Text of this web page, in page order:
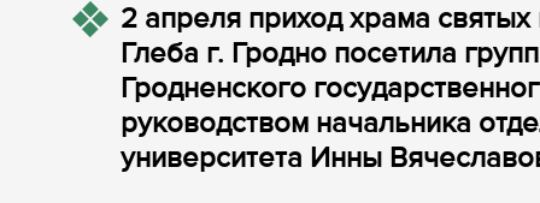
2 апреля приход храма
Глеба г. Гродно посетила
Гродненского
руководством начальника
университета Инны